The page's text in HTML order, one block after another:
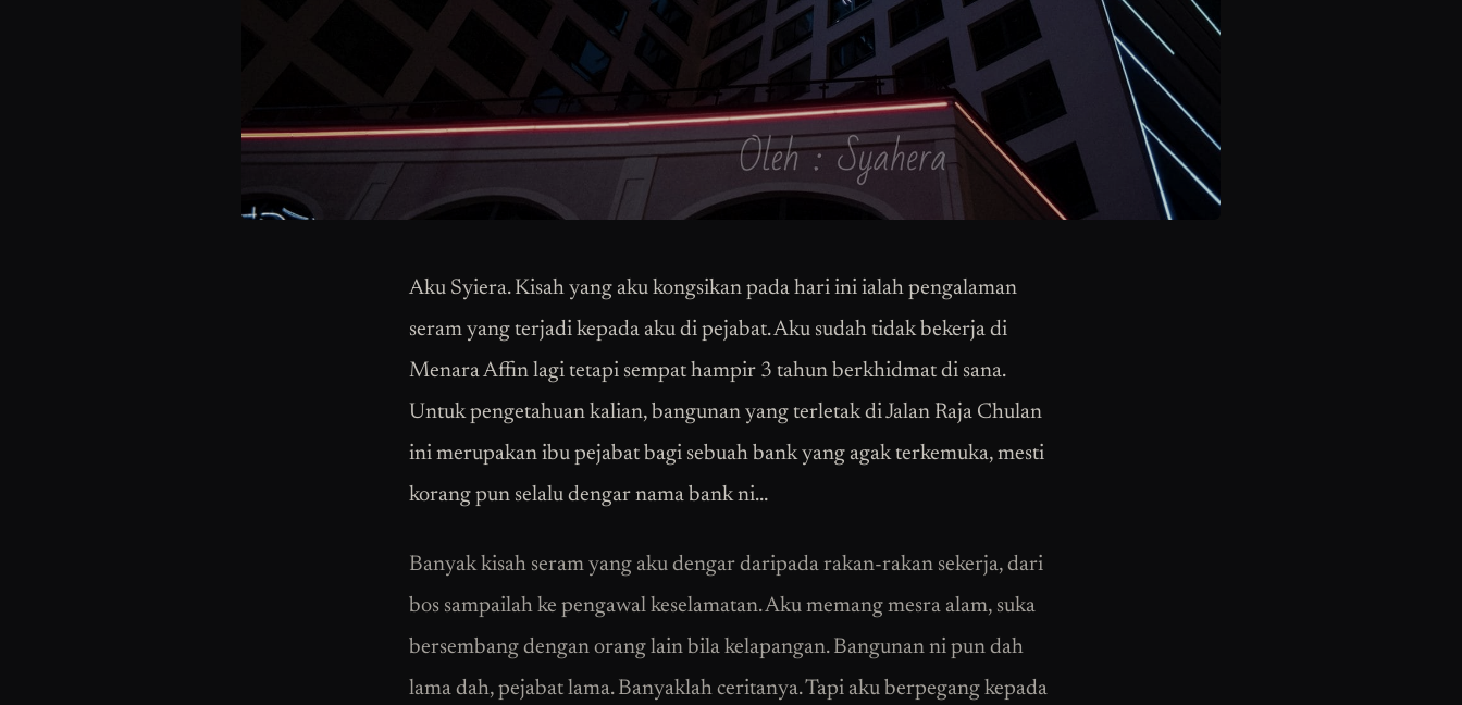
Aku Syiera. Kisah yang aku kongsikan pada hari ini ialah pengalaman
seram yang terjadi kepada aku di pejabat. Aku sudah tidak bekerja di
Menara Affin lagi tetapi sempat hampir 3 tahun berkhidmat di sana.
Untuk pengetahuan kalian, bangunan yang terletak di Jalan Raja Chulan
ini merupakan ibu pejabat bagi sebuah bank yang agak terkemuka, mesti
korang pun selalu dengar nama bank ni…
Banyak kisah seram yang aku dengar daripada rakan-rakan sekerja, dari
bos sampailah ke pengawal keselamatan. Aku memang mesra alam, suka
bersembang dengan orang lain bila kelapangan. Bangunan ni pun dah
lama dah, pejabat lama. Banyaklah ceritanya. Tapi aku berpegang kepada